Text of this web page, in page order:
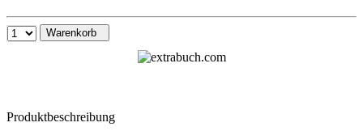
Warenkorb
Produktbeschreibung